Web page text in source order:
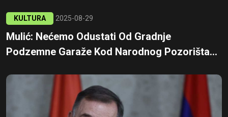
KULTURA 2025-08-29
Mulić: Nećemo Odustati Od Gradnje
Podzemne Garaže Kod Narodnog Pozorišta...